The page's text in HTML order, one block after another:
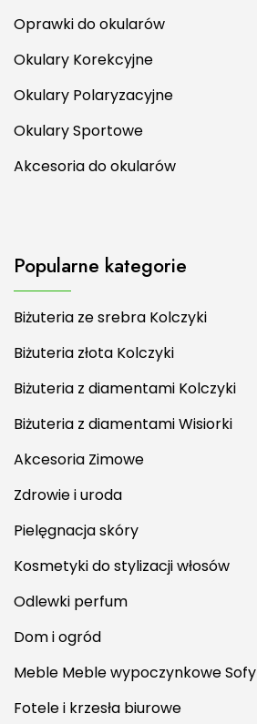
Oprawki do okularów
Okulary Korekcyjne
Okulary Polaryzacyjne
Okulary Sportowe
Akcesoria do okularów
Popularne kategorie
Biżuteria ze srebra Kolczyki
Biżuteria złota Kolczyki
Biżuteria z diamentami Kolczyki
Biżuteria z diamentami Wisiorki
Akcesoria Zimowe
Zdrowie i uroda
Pielęgnacja skóry
Kosmetyki do stylizacji włosów
Odlewki perfum
Dom i ogród
Meble Meble wypoczynkowe Sofy
Fotele i krzesła biurowe